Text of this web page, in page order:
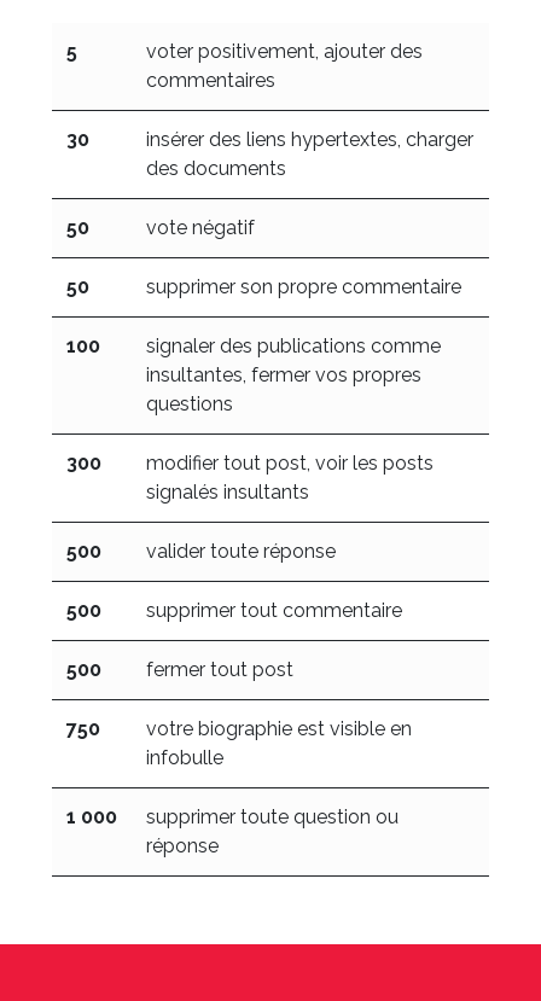
5
voter positivement, ajouter des
commentaires
30
insérer des liens hypertextes, charger
des documents
50 vote négatif
50 supprimer son propre commentaire
100
signaler des publications comme
insultantes, fermer vos propres
questions
300
modifier tout post, voir les posts
signalés insultants
500 valider toute réponse
500 supprimer tout commentaire
500 fermer tout post
750
votre biographie est visible en
infobulle
1 000
supprimer toute question ou
réponse